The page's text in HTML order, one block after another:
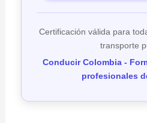
Certificación válida para
transporte
Conducir Colombia -
profesionales